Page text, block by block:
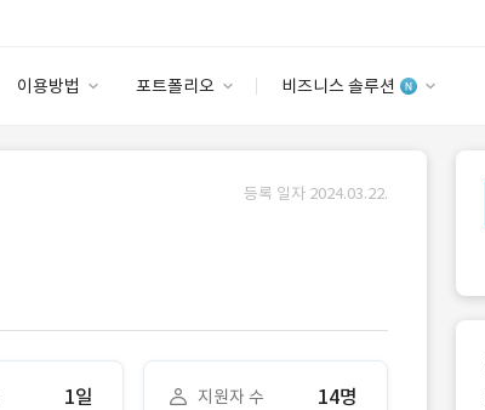
이용방법 포트폴리오 비즈니스 솔루션
안심 코드 케어
등록 일자 2024.03.22.
1일 지원자 수 14명